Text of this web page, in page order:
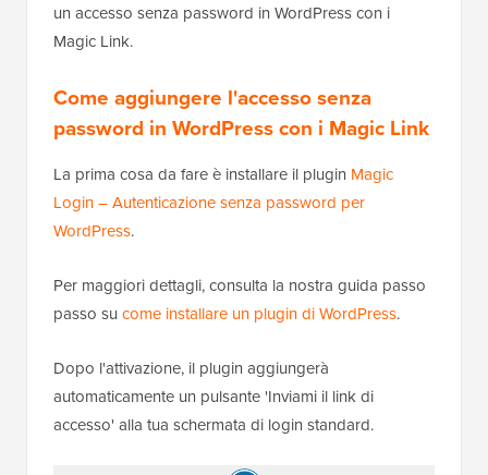
un accesso senza password in WordPress con i
Magic Link.
Come aggiungere l'accesso senza
password in WordPress con i Magic Link
La prima cosa da fare è installare il plugin Magic
Login – Autenticazione senza password per
WordPress.
Per maggiori dettagli, consulta la nostra guida passo
passo su come installare un plugin di WordPress.
Dopo l'attivazione, il plugin aggiungerà
automaticamente un pulsante 'Inviami il link di
accesso' alla tua schermata di login standard.